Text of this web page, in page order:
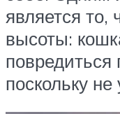
является то,
высоты:
повредиться
поскольку не